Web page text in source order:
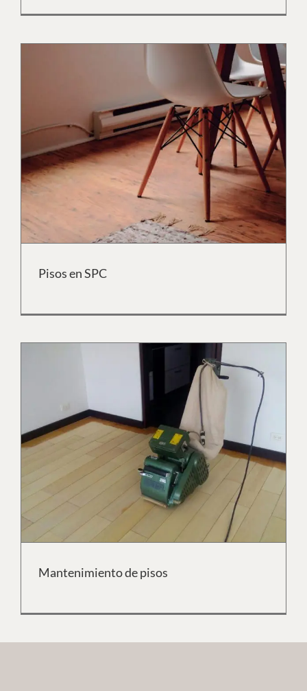
Pisos en SPC
Mantenimiento de pisos